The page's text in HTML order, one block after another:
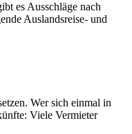
es Ausschläge nach
Auslandsreise- und
Wer sich einmal in
Viele Vermieter